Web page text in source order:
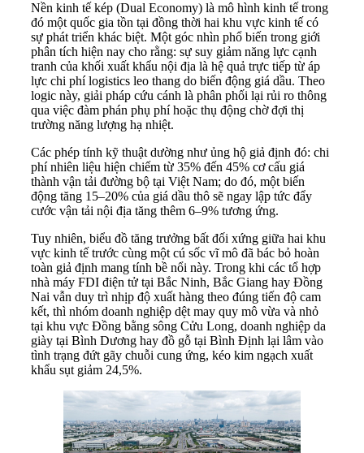
Nền kinh tế kép (Dual Economy) là mô hình kinh tế trong
đó một quốc gia tồn tại đồng thời hai khu vực kinh tế có
sự phát triển khác biệt. Một góc nhìn phổ biến trong giới
phân tích hiện nay cho rằng: sự suy giảm năng lực cạnh
tranh của khối xuất khẩu nội địa là hệ quả trực tiếp từ áp
lực chi phí logistics leo thang do biến động giá dầu. Theo
logic này, giải pháp cứu cánh là phân phối lại rủi ro thông
qua việc đàm phán phụ phí hoặc thụ động chờ đợi thị
trường năng lượng hạ nhiệt.
Các phép tính kỹ thuật dường như ủng hộ giả định đó: chi
phí nhiên liệu hiện chiếm từ 35% đến 45% cơ cấu giá
thành vận tải đường bộ tại Việt Nam; do đó, một biến
động tăng 15–20% của giá dầu thô sẽ ngay lập tức đẩy
cước vận tải nội địa tăng thêm 6–9% tương ứng.
Tuy nhiên, biểu đồ tăng trưởng bất đối xứng giữa hai khu
vực kinh tế trước cùng một cú sốc vĩ mô đã bác bỏ hoàn
toàn giả định mang tính bề nổi này. Trong khi các tổ hợp
nhà máy FDI điện tử tại Bắc Ninh, Bắc Giang hay Đồng
Nai vẫn duy trì nhịp độ xuất hàng theo đúng tiến độ cam
kết, thì nhóm doanh nghiệp dệt may quy mô vừa và nhỏ
tại khu vực Đồng bằng sông Cửu Long, doanh nghiệp da
giày tại Bình Dương hay đồ gỗ tại Bình Định lại lâm vào
tình trạng đứt gãy chuỗi cung ứng, kéo kim ngạch xuất
khẩu sụt giảm 24,5%.